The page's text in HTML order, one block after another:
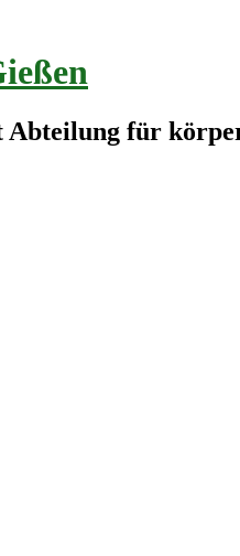
Abteilung für